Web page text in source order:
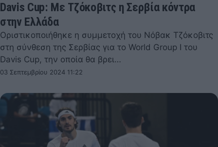
Davis Cup: Με Τζόκοβιτς η Σερβία κόντρα
στην Ελλάδα
Οριστικοποιήθηκε η συμμετοχή του Νόβακ Τζόκοβιτς
στη σύνθεση της Σερβίας για το World Group I του
Davis Cup, την οποία θα βρει…
03 Σεπτεμβρίου 2024 11:22